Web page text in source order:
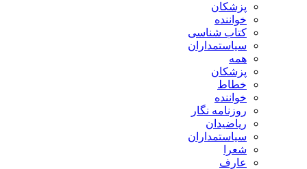
پزشکان
خواننده
کتاب شناسی
سیاستمداران
همه
پزشکان
خطاط
خواننده
روزنامه نگار
ریاضیدان
سیاستمداران
شعرا
عارف